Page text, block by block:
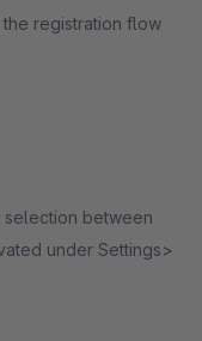
registration flow
between
under Settings>